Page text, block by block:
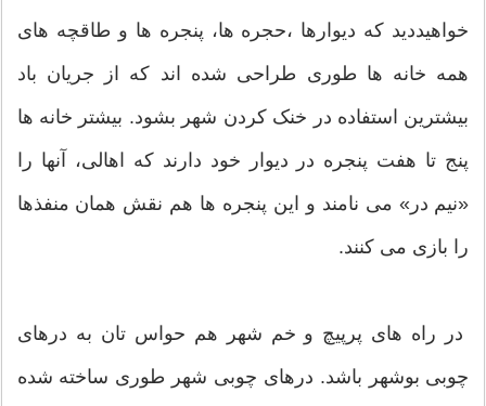
خواهیددید که دیوارها ،حجره ها، پنجره ها و طاقچه های
همه خانه ها طوری طراحی شده اند که از جریان باد
بیشترین استفاده در خنک کردن شهر بشود. بیشتر خانه ها
پنج تا هفت پنجره در دیوار خود دارند که اهالی، آنها را
«نیم در» می نامند و این پنجره ها هم نقش همان منفذها
را بازی می کنند.
در راه های پرپیچ و خم شهر هم حواس تان به درهای
چوبی بوشهر باشد. درهای چوبی شهر طوری ساخته شده